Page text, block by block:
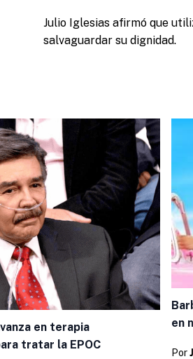
Julio Iglesias afirmó que
salvaguardar su dignidad.
en terapia
tratar la EPOC
en
Por